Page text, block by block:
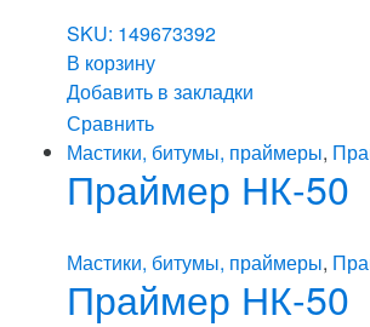
SKU: 149673392
В корзину
Добавить в закладки
Сравнить
Мастики, битумы, праймеры,
Праймер НК-50
Мастики, битумы, праймеры,
Праймер НК-50